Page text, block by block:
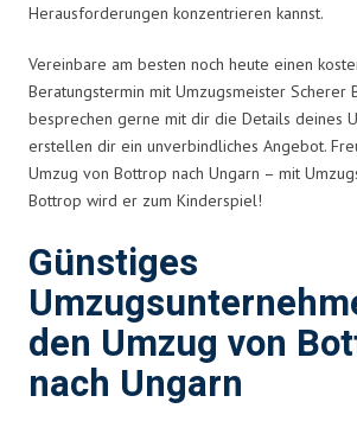
Herausforderungen konzentrieren kannst.
Vereinbare am besten noch heute einen
Beratungstermin mit Umzugsmeister Scherer
besprechen gerne mit dir die Details deines
erstellen dir ein unverbindliches Angebot.
Umzug von Bottrop nach Ungarn – mit
Bottrop wird er zum Kinderspiel!
Günstiges
den Umzug von
nach Ungarn